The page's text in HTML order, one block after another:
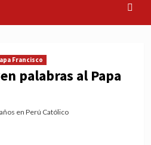
Francisco
palabras al Papa
en Perú Católico